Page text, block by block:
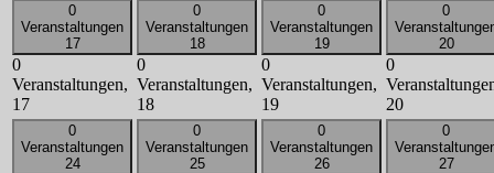
0
Veranstaltungen
17
0
Veranstaltungen,
17
0
Veranstaltungen
18
0
Veranstaltungen,
18
0
Veranstaltungen
19
0
Veranstaltungen,
19
0
20
0
20
0
Veranstaltungen
24
0
Veranstaltungen
25
0
Veranstaltungen
26
0
27